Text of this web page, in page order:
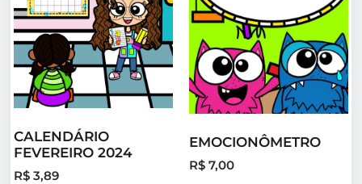
CALENDÁRIO
FEVEREIRO 2024
R$ 3,89
EMOCIONÔMETRO
R$ 7,00